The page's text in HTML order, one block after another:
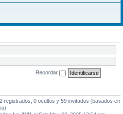
Recordar
registrados, 0 ocultos y 59 invitados (basados en